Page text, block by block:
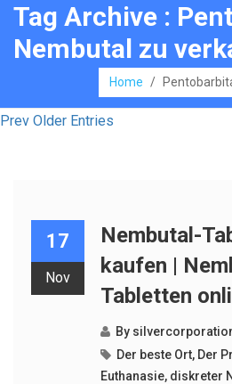
Tag Archive :
Nembutal zu
Home /
Prev Older Entries
17
Nov
Nembutal-
kaufen |
Tabletten
By
Der beste Ort, Der
Euthanasie, diskreter